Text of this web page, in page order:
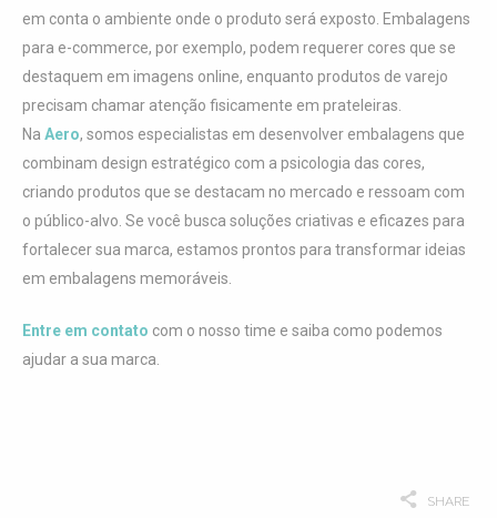
em conta o ambiente onde o produto será exposto. Embalagens
para e-commerce, por exemplo, podem requerer cores que se
destaquem em imagens online, enquanto produtos de varejo
precisam chamar atenção fisicamente em prateleiras.
Na Aero, somos especialistas em desenvolver embalagens que
combinam design estratégico com a psicologia das cores,
criando produtos que se destacam no mercado e ressoam com
o público-alvo. Se você busca soluções criativas e eficazes para
fortalecer sua marca, estamos prontos para transformar ideias
em embalagens memoráveis.
Entre em contato com o nosso time e saiba como podemos
ajudar a sua marca.
SHARE